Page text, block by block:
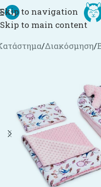
Skip to navigation
Skip to main content
/Διακόσμηση/